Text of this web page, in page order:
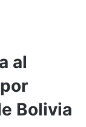
al
Bolivia